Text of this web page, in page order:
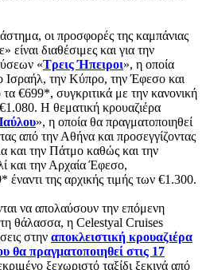
οι προσφορές της καμπάνιας
διαθέσιμες και για την
«Τρεις Ήπειροι», η οποία
Ισραήλ, την Κύπρο, την Έφεσο και
€699*, συγκριτικά με την κανονική
Η θεματική κρουαζιέρα
», η οποία θα πραγματοποιηθεί
από την Αθήνα και προσεγγίζοντας
και την Πάτμο καθώς και την
και την Αρχαία Έφεσο,
της αρχικής τιμής των €1.300.
να απολαύσουν την επόμενη
θάλασσα, η Celestyal Cruises
στην αποκλειστική κρουαζιέρα
θα πραγματοποιηθεί στις 17
ξεχωριστό ταξίδι ξεκινά από